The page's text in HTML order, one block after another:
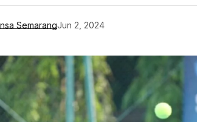
SemarangJun 2, 2024